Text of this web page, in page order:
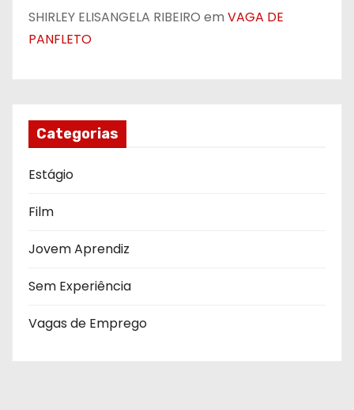
SHIRLEY ELISANGELA RIBEIRO em VAGA DE
PANFLETO
Categorias
Estágio
Film
Jovem Aprendiz
Sem Experiência
Vagas de Emprego